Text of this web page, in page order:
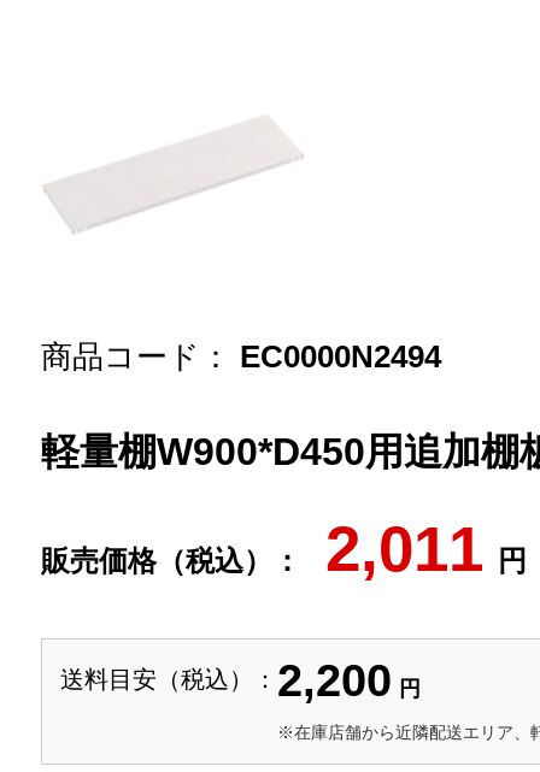
商品コード： EC0000N2494
軽量棚W900*D450用追加棚
販売価格（税込）： 2,011 円
送料目安（税込）： 2,200 円
※在庫店舗から近隣配送エリア、